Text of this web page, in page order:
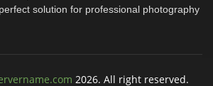
solution for professional photography
2026. All right reserved.